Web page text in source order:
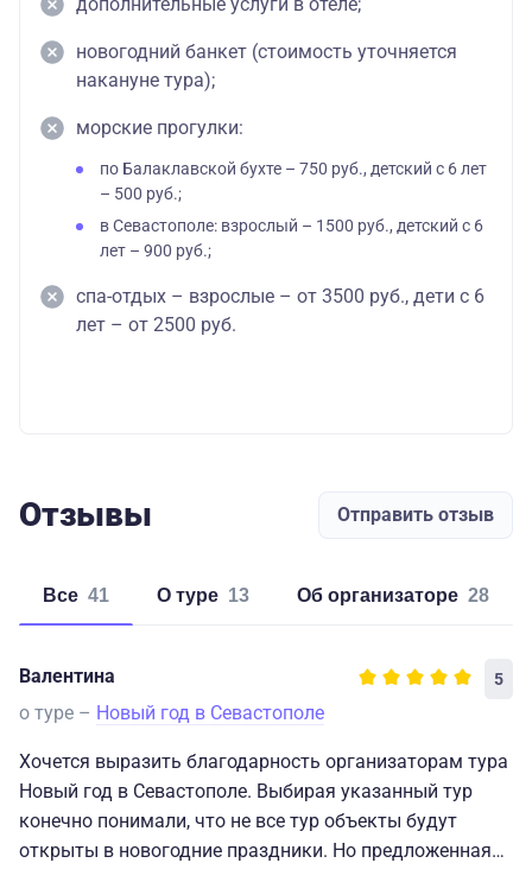
новогодний банкет (стоимость уточняется
накануне тура);
морские прогулки:
по Балаклавской бухте – 750 руб., детский с 6 лет
– 500 руб.;
в Севастополе: взрослый – 1500 руб., детский с 6
лет – 900 руб.;
спа-отдых – взрослые – от 3500 руб., дети с 6
лет – от 2500 руб.
Отзывы Отправить отзыв
Все 41 о туре 13 об организаторе 28
Валентина 5
о туре – Новый год в Севастополе
Хочется выразить благодарность организаторам тура
Новый год в Севастополе. Выбирая указанный тур
конечно понимали, что не все тур объекты будут
открыты в новогодние праздники. Но предложенная